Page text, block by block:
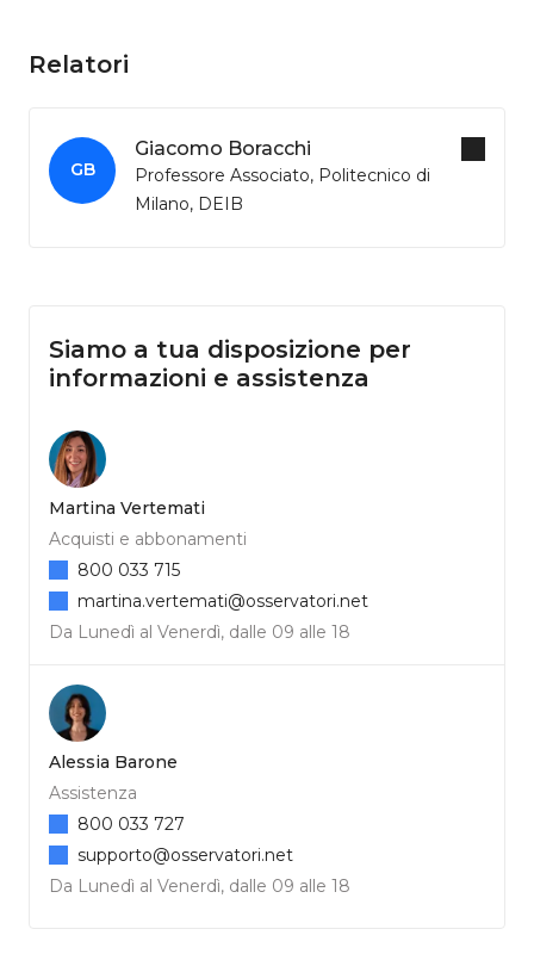
Relatori
GB
Giacomo Boracchi
Professore Associato, Politecnico di
Milano, DEIB
Siamo a tua disposizione per
informazioni e assistenza
Martina Vertemati
Acquisti e abbonamenti
Da Lunedì al Venerdì, dalle 09 alle 18
800 033 715
martina.vertemati@osservatori.net
Alessia Barone
Assistenza
Da Lunedì al Venerdì, dalle 09 alle 18
800 033 727
supporto@osservatori.net